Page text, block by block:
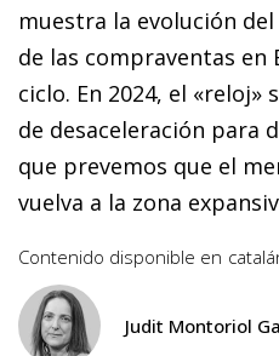
muestra la evolución
de las compraventas en
ciclo. En 2024, el «reloj»
de desaceleración para
que prevemos que el
vuelva a la zona
Contenido disponible en
Judit Montoriol